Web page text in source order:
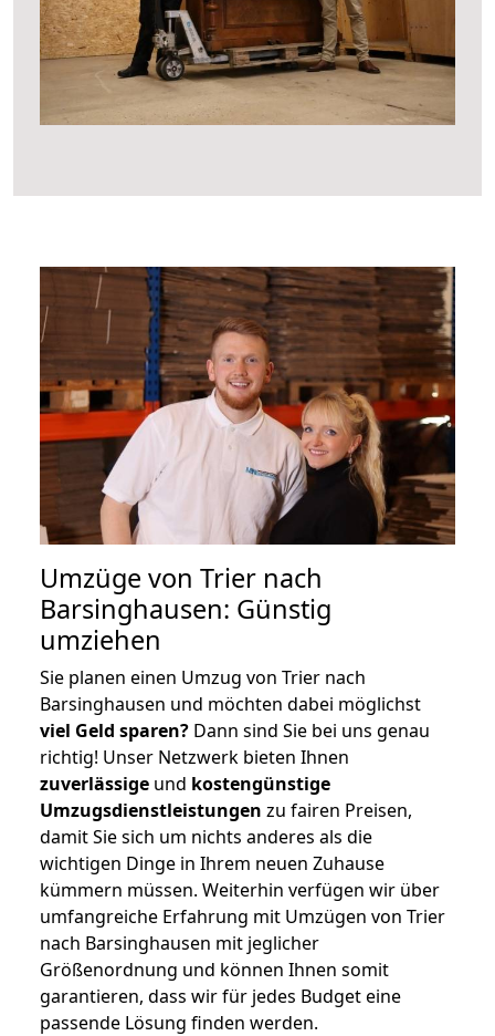
Umzüge von Trier nach
Barsinghausen: Günstig
umziehen
Sie planen einen Umzug von Trier nach
Barsinghausen und möchten dabei möglichst
viel Geld sparen? Dann sind Sie bei uns genau
richtig! Unser Netzwerk bieten Ihnen
zuverlässige und kostengünstige
Umzugsdienstleistungen zu fairen Preisen,
damit Sie sich um nichts anderes als die
wichtigen Dinge in Ihrem neuen Zuhause
kümmern müssen. Weiterhin verfügen wir über
umfangreiche Erfahrung mit Umzügen von Trier
nach Barsinghausen mit jeglicher
Größenordnung und können Ihnen somit
garantieren, dass wir für jedes Budget eine
passende Lösung finden werden.